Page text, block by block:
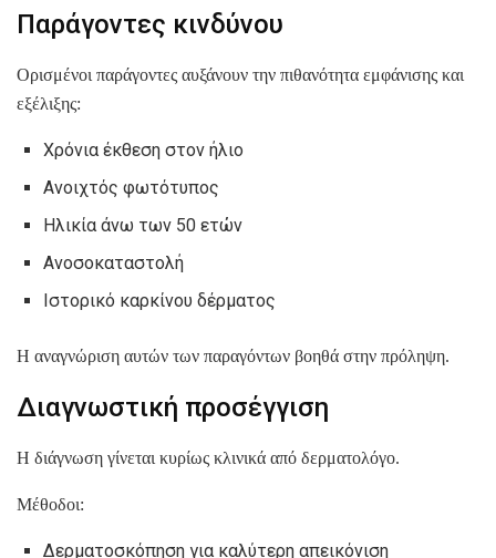
Παράγοντες κινδύνου
Ορισμένοι παράγοντες αυξάνουν την πιθανότητα εμφάνισης και
εξέλιξης:
Χρόνια έκθεση στον ήλιο
Ανοιχτός φωτότυπος
Ηλικία άνω των 50 ετών
Ανοσοκαταστολή
Ιστορικό καρκίνου δέρματος
Η αναγνώριση αυτών των παραγόντων βοηθά στην πρόληψη.
Διαγνωστική προσέγγιση
Η διάγνωση γίνεται κυρίως κλινικά από δερματολόγο.
Μέθοδοι:
Δερματοσκόπηση για καλύτερη απεικόνιση